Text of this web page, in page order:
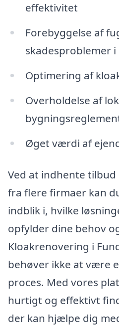
effektivitet
Forebyggelse af
skadesproblemer
Optimering af
Overholdelse af
Øget værdi af
Ved at indhente
fra flere firmaer kan
indblik i, hvilke
opfylder dine behov
Kloakrenovering i
behøver ikke at være
proces. Med vores
hurtigt og effektivt
der kan hjælpe dig